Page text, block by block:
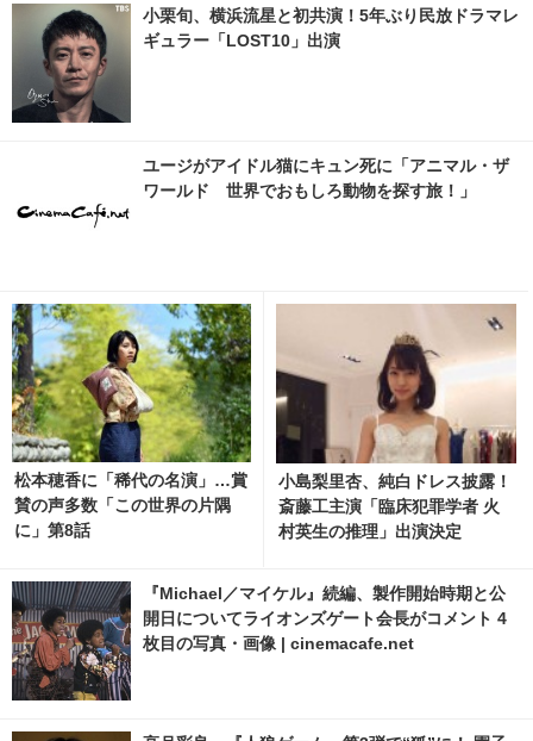
小栗旬、横浜流星と初共演！5年ぶり民放ドラマレ
ギュラー「LOST10」出演
ユージがアイドル猫にキュン死に「アニマル・ザ
ワールド 世界でおもしろ動物を探す旅！」
松本穂香に「稀代の名演」…賞
賛の声多数「この世界の片隅
に」第8話
小島梨里杏、純白ドレス披露！
斎藤工主演「臨床犯罪学者 火
村英生の推理」出演決定
『Michael／マイケル』続編、製作開始時期と公
開日についてライオンズゲート会長がコメント 4
枚目の写真・画像 | cinemacafe.net